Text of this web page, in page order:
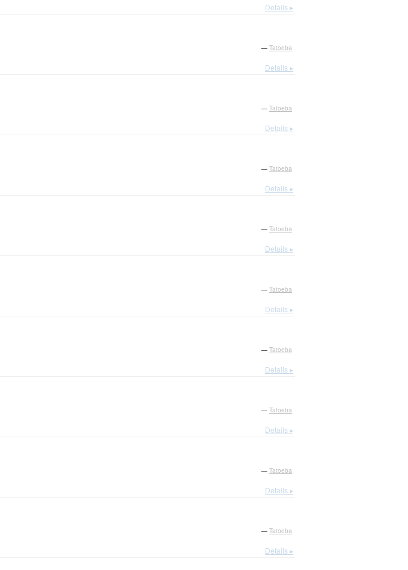
Details ▸
— Tatoeba
Details ▸
— Tatoeba
Details ▸
— Tatoeba
Details ▸
— Tatoeba
Details ▸
— Tatoeba
Details ▸
— Tatoeba
Details ▸
— Tatoeba
Details ▸
— Tatoeba
Details ▸
— Tatoeba
Details ▸